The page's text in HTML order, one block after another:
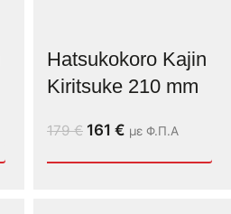
Hatsukokoro Kajin
Kiritsuke 210 mm
179€ 161 € με Φ.Π.Α